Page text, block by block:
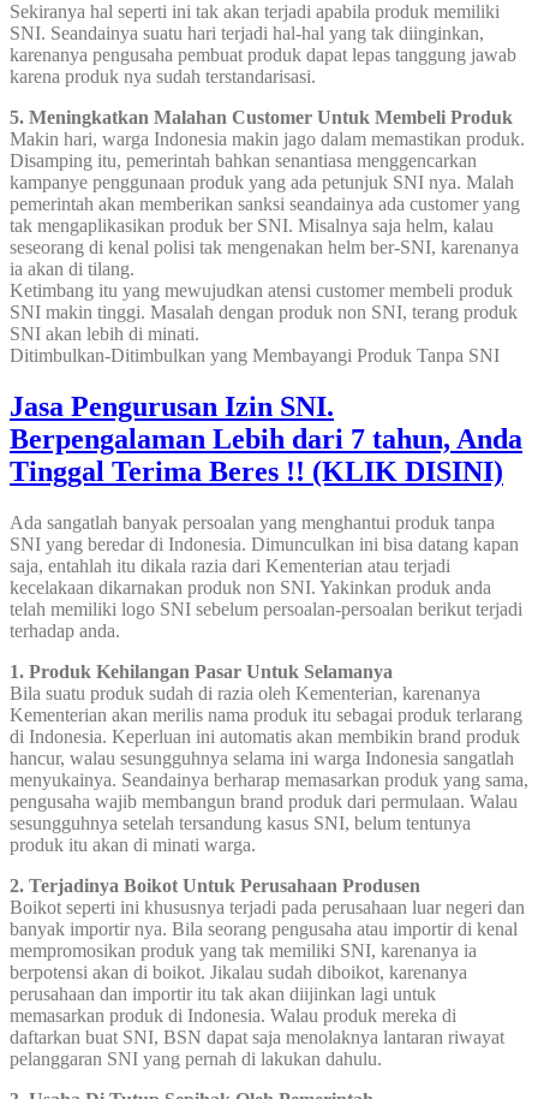
Sekiranya hal seperti ini tak akan terjadi apabila produk memiliki
SNI. Seandainya suatu hari terjadi hal-hal yang tak diinginkan,
karenanya pengusaha pembuat produk dapat lepas tanggung jawab
karena produk nya sudah terstandarisasi.
5. Meningkatkan Malahan Customer Untuk Membeli Produk
Makin hari, warga Indonesia makin jago dalam memastikan produk.
Disamping itu, pemerintah bahkan senantiasa menggencarkan
kampanye penggunaan produk yang ada petunjuk SNI nya. Malah
pemerintah akan memberikan sanksi seandainya ada customer yang
tak mengaplikasikan produk ber SNI. Misalnya saja helm, kalau
seseorang di kenal polisi tak mengenakan helm ber-SNI, karenanya
ia akan di tilang.
Ketimbang itu yang mewujudkan atensi customer membeli produk
SNI makin tinggi. Masalah dengan produk non SNI, terang produk
SNI akan lebih di minati.
Ditimbulkan-Ditimbulkan yang Membayangi Produk Tanpa SNI
Jasa Pengurusan Izin SNI.
Berpengalaman Lebih dari 7 tahun, Anda
Tinggal Terima Beres !! (KLIK DISINI)
Ada sangatlah banyak persoalan yang menghantui produk tanpa
SNI yang beredar di Indonesia. Dimunculkan ini bisa datang kapan
saja, entahlah itu dikala razia dari Kementerian atau terjadi
kecelakaan dikarnakan produk non SNI. Yakinkan produk anda
telah memiliki logo SNI sebelum persoalan-persoalan berikut terjadi
terhadap anda.
1. Produk Kehilangan Pasar Untuk Selamanya
Bila suatu produk sudah di razia oleh Kementerian, karenanya
Kementerian akan merilis nama produk itu sebagai produk terlarang
di Indonesia. Keperluan ini automatis akan membikin brand produk
hancur, walau sesungguhnya selama ini warga Indonesia sangatlah
menyukainya. Seandainya berharap memasarkan produk yang sama,
pengusaha wajib membangun brand produk dari permulaan. Walau
sesungguhnya setelah tersandung kasus SNI, belum tentunya
produk itu akan di minati warga.
2. Terjadinya Boikot Untuk Perusahaan Produsen
Boikot seperti ini khususnya terjadi pada perusahaan luar negeri dan
banyak importir nya. Bila seorang pengusaha atau importir di kenal
mempromosikan produk yang tak memiliki SNI, karenanya ia
berpotensi akan di boikot. Jikalau sudah diboikot, karenanya
perusahaan dan importir itu tak akan diijinkan lagi untuk
memasarkan produk di Indonesia. Walau produk mereka di
daftarkan buat SNI, BSN dapat saja menolaknya lantaran riwayat
pelanggaran SNI yang pernah di lakukan dahulu.